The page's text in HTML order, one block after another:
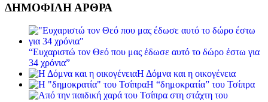
ΔΗΜΟΦΙΛΗ ΑΡΘΡΑ
“Ευχαριστώ τον Θεό που μας έδωσε αυτό το δώρο έστω για
34 χρόνια”
Η Δόμνα και η οικογένεια
Η “δημοκρατία” του Τσίπρα